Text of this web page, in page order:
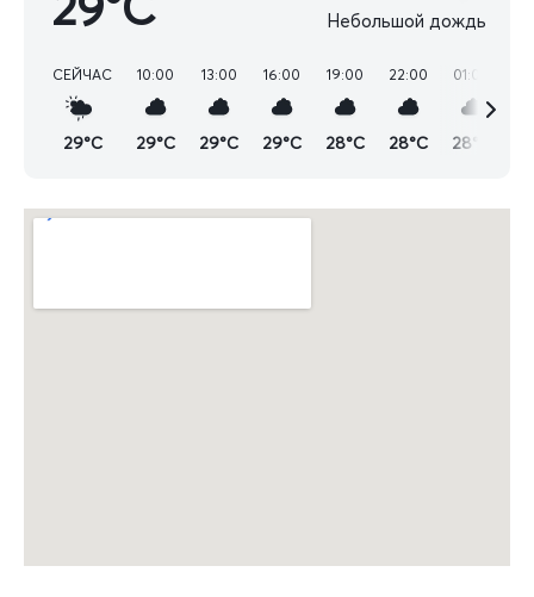
Небольшой дождь
СЕЙЧАС
29°C
10:00
29°C
13:00
29°C
16:00
29°C
19:00
28°C
22:00
28°C
01:00
28°C